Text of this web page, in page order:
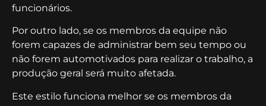
funcionários.
Por outro lado, se os membros da equipe não
forem capazes de administrar bem seu tempo ou
não forem automotivados para realizar o trabalho, a
produção geral será muito afetada.
Este estilo funciona melhor se os membros da